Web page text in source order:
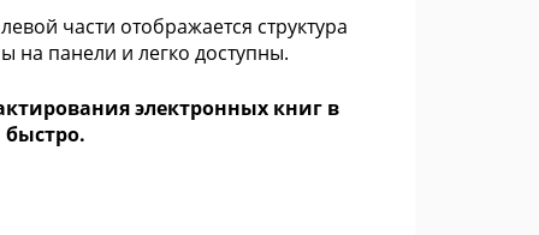
части отображается структура
на панели и легко доступны.
электронных книг в
быстро.